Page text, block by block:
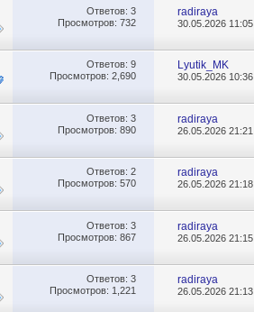
Ответов: 3
Просмотров: 732
radiraya
30.05.2026 11:05
Ответов: 9
Просмотров: 2,690
Lyutik_MK
30.05.2026 10:36
Ответов: 3
Просмотров: 890
radiraya
26.05.202621:21
Ответов: 2
Просмотров: 570
radiraya
26.05.202621:18
Ответов: 3
Просмотров: 867
radiraya
26.05.202621:15
Ответов: 3
Просмотров: 1,221
radiraya
26.05.202621:13